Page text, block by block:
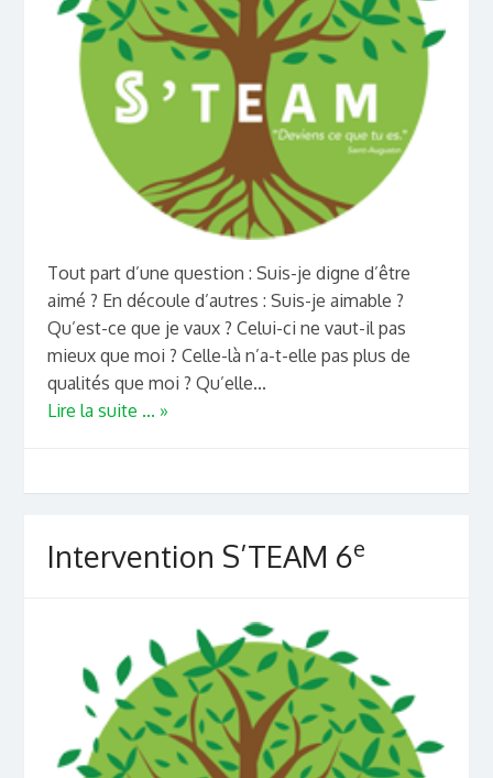
Tout part d’une question : Suis-je digne d’être
aimé ? En découle d’autres : Suis-je aimable ?
Qu’est-ce que je vaux ? Celui-ci ne vaut-il pas
mieux que moi ? Celle-là n’a-t-elle pas plus de
qualités que moi ? Qu’elle...
Lire la suite ... »
Intervention S’TEAM 6e